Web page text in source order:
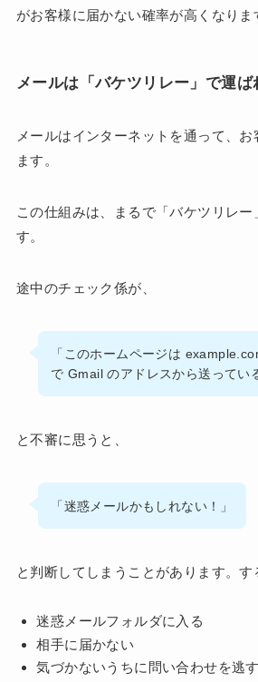
がお客様に届かない確率が高くなりま
メールは「バケツリレー」で運ば
メールはインターネットを通って、
ます。
この仕組みは、まるで「バケツリレ
す。
途中のチェック係が、
「このホームページは
で Gmail のアドレスから送ってい
と不審に思うと、
「迷惑メールかもしれない！」
と判断してしまうことがあります。す
迷惑メールフォルダに入る
相手に届かない
気づかないうちに問い合わせを逃す